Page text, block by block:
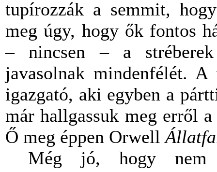
tupírozzák a semmit,
meg úgy, hogy ők fontos
– nincsen ­­– a stréberek
javasolnak mindenfélét. A
igazgató, aki egyben a
már hallgassuk meg erről
Ő meg éppen Orwell
Még jó, hogy nem